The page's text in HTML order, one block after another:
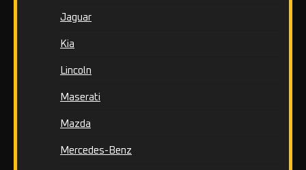
Jaguar
Kia
Lincoln
Maserati
Mazda
Mercedes-Benz